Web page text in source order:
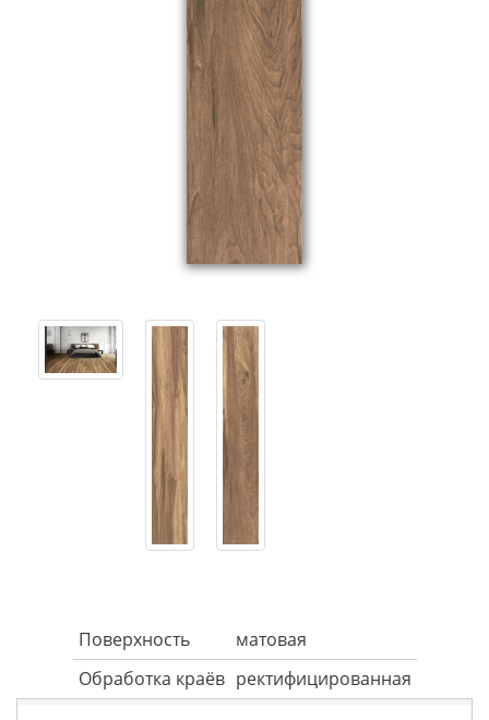
Поверхность
матовая
Обработка краёв ректифицированная